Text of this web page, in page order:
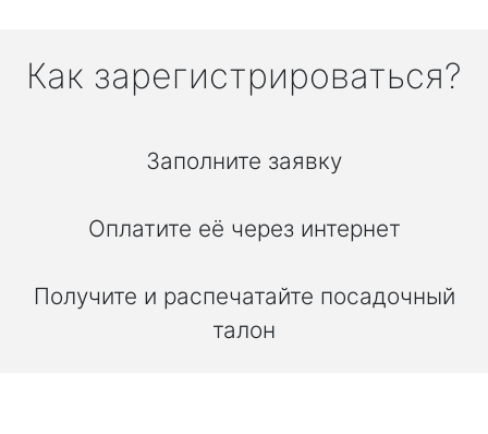
Как зарегистрироваться?
Заполните заявку
Оплатите её через интернет
Получите и распечатайте посадочный
талон